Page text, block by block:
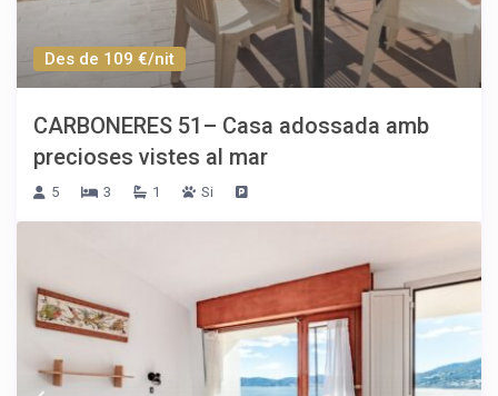
Des de 109 €/nit
CARBONERES 51– Casa adossada amb
precioses vistes al mar
5 3 1 Si